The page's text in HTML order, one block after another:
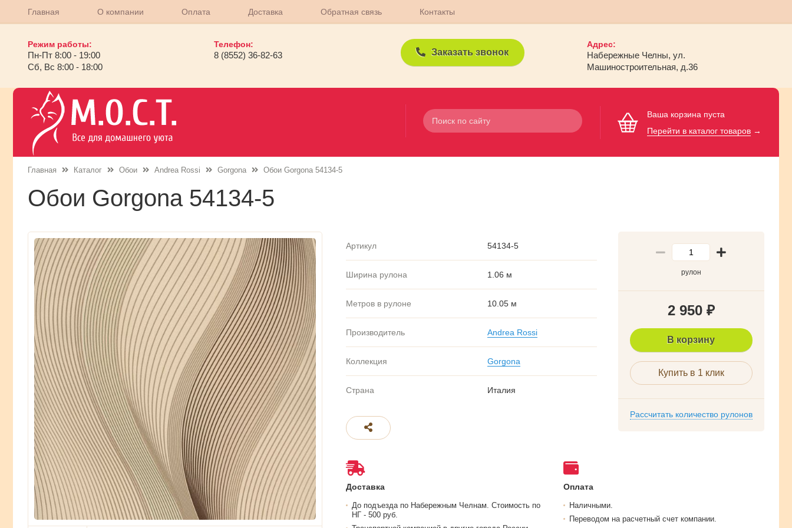
Главная О компании Оплата Доставка Обратная связь Контакты
Режим работы:
Пн-Пт 8:00 - 19:00
Сб, Вс 8:00 - 18:00
Телефон:
8 (8552) 36-82-63 Заказать звонок
Адрес:
Набережные Челны, ул.
Машиностроительная, д.36
Ваша корзина пуста
Перейти в каталог товаров →
Главная Каталог Обои Andrea Rossi Gorgona Обои Gorgona 54134-5
Обои Gorgona 54134-5
рулон
2 950₽
В корзину
Купить в 1 клик
Рассчитать количество рулонов
Артикул 54134-5
Ширина рулона 1.06 м
Метров в рулоне 10.05 м
Производитель Andrea Rossi
Коллекция Gorgona
Страна Италия
Доставка
До подъезда по Набережным Челнам. Стоимость по
НГ - 500 руб.
Оплата
Наличными.
Переводом на расчетный счет компании.